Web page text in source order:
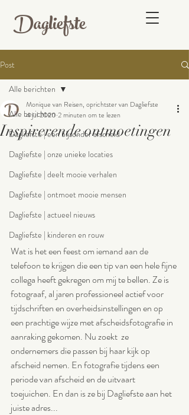
Dagliefste
Post
Alle berichten
Dagliefste | een bijzonder afscheid
Dagliefste | onze unieke locaties
Dagliefste | deelt mooie verhalen
Dagliefste | ontmoet mooie mensen
Dagliefste | actueel nieuws
Dagliefste | kinderen en rouw
Alle berichten
Inspirerende ontmoetingen
Monique van Reisen, oprichtster van Dagliefste
4 jul 2020 2 minuten om te lezen
Wat is het een feest om iemand aan de
telefoon te krijgen die een tip van een hele fijne
collega heeft gekregen om mij te bellen. Ze is
fotograaf, al jaren professioneel actief voor
tijdschriften en overheidsinstellingen en op
een prachtige wijze met afscheidsfotografie in
aanraking gekomen. Nu zoekt  ze
ondernemers die passen bij haar kijk op
afscheid nemen. En fotografie tijdens een
periode van afscheid en de uitvaart
toejuichen. En dan is ze bij Dagliefste aan het
juiste adres...